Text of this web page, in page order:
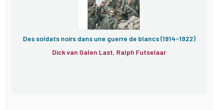
Des soldats noirs dans une guerre de blancs (1914-1922)
Dick van Galen Last, Ralph Futselaar